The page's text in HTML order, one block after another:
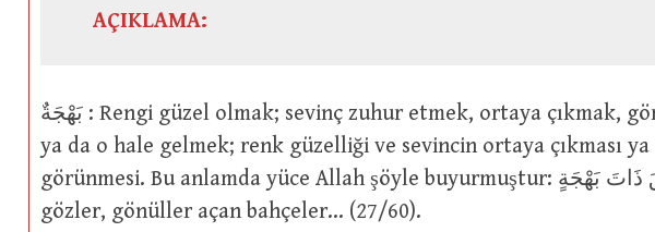
AÇIKLAMA:
بَهْجَةٌ : Rengi güzel olmak; sevinç zuhur etmek, ortaya çıkmak, görünür olmak
ya da o hale gelmek; renk güzelliği ve sevincin ortaya çıkması ya
görünmesi. Bu anlamda yüce Allah şöyle buyurmuştur: حَدَائِقَ ذَاتَ بَهْجَةٍ …
gözler, gönüller açan bahçeler… (27/60).